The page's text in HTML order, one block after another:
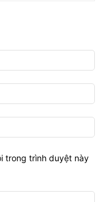
trong trình duyệt này